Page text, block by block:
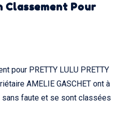
Classement Pour
pour PRETTY LULU PRETTY
AMELIE GASCHET ont à
sans faute et se sont classées